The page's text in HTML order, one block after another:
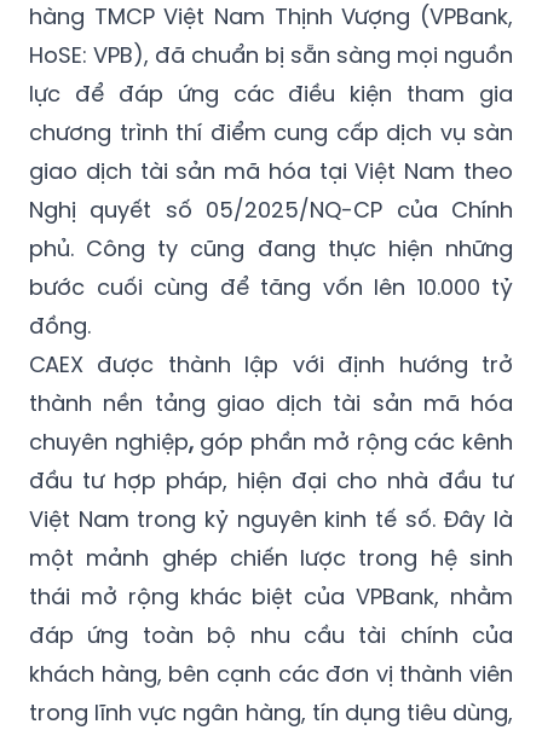
hàng TMCP Việt Nam Thịnh Vượng (VPBank,
HoSE: VPB), đã chuẩn bị sẵn sàng mọi nguồn
lực để đáp ứng các điều kiện tham gia
chương trình thí điểm cung cấp dịch vụ sàn
giao dịch tài sản mã hóa tại Việt Nam theo
Nghị quyết số 05/2025/NQ-CP của Chính
phủ. Công ty cũng đang thực hiện những
bước cuối cùng để tăng vốn lên 10.000 tỷ
đồng.
CAEX được thành lập với định hướng trở
thành nền tảng giao dịch tài sản mã hóa
chuyên nghiệp,góp phần mở rộng các kênh
đầu tư hợp pháp, hiện đại cho nhà đầu tư
Việt Nam trong kỷ nguyên kinh tế số. Đây là
một mảnh ghép chiến lược trong hệ sinh
thái mở rộng khác biệt của VPBank, nhằm
đáp ứng toàn bộ nhu cầu tài chính của
khách hàng, bên cạnh các đơn vị thành viên
trong lĩnh vực ngân hàng, tín dụng tiêu dùng,